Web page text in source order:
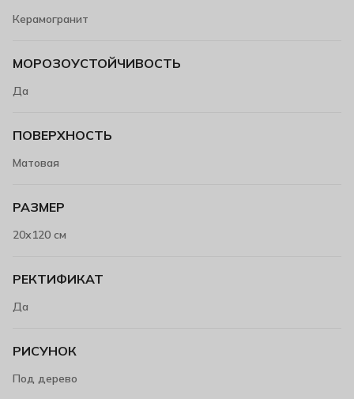
Керамогранит
МОРОЗОУСТОЙЧИВОСТЬ
Да
ПОВЕРХНОСТЬ
Матовая
РАЗМЕР
20х120 см
РЕКТИФИКАТ
Да
РИСУНОК
Под дерево